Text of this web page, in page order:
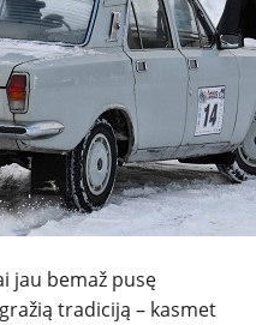
jau bemaž pusę
tradiciją – kasmet